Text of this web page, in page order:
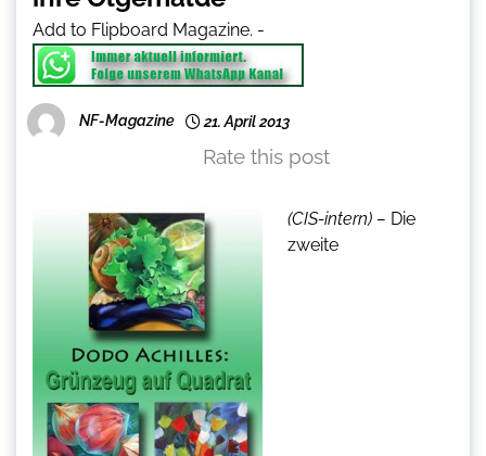
Add to Flipboard Magazine. -
NF-Magazine 21. April 2013
Rate this post
(CIS-intern) – Die
zweite